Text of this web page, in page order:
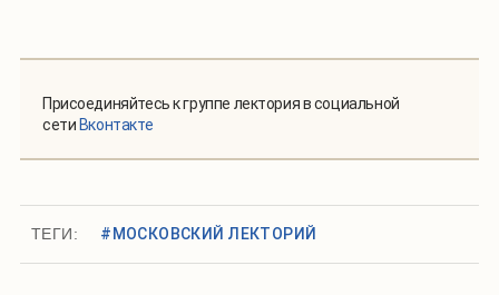
Присоединяйтесь к группе лектория в социальной
сетиВконтакте
ТЕГИ: #МОСКОВСКИЙ ЛЕКТОРИЙ